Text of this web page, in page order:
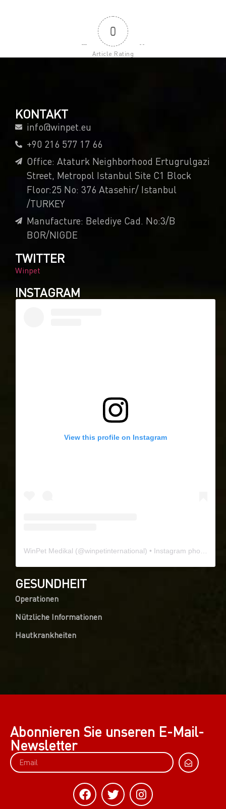
0
Article Rating
KONTAKT
info@winpet.eu
+90 216 577 17 66
Office: Ataturk Neighborhood Ertugrulgazi
Street, Metropol Istanbul Site C1 Block
Floor:25 No: 376 Atasehir/ Istanbul
/TURKEY
Manufacture: Belediye Cad. No:3/B
BOR/NIGDE
TWITTER
Winpet
INSTAGRAM
View this profile on Instagram
WinPet Medikal (@winpetinternational) • Instagram photos and videos
GESUNDHEIT
Operationen
Nützliche Informationen
Hautkrankheiten
Abonnieren Sie unseren E-Mail-
Newsletter